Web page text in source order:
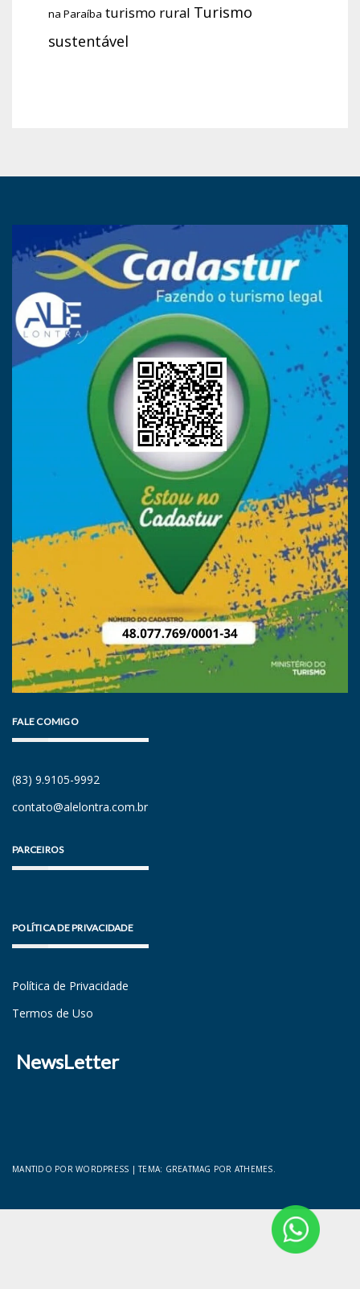
na Paraíba turismo rural Turismo
sustentável
FALE COMIGO
(83) 9.9105-9992
contato@alelontra.com.br
PARCEIROS
POLÍTICA DE PRIVACIDADE
Política de Privacidade
Termos de Uso
NewsLetter
MANTIDO POR WORDPRESS |TEMA: GREATMAG POR ATHEMES.